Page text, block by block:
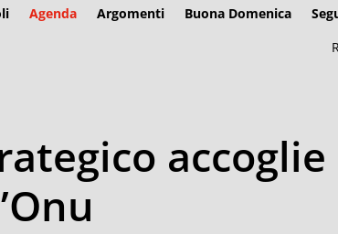
Agenda Argomenti Buona Domenica
accoglie